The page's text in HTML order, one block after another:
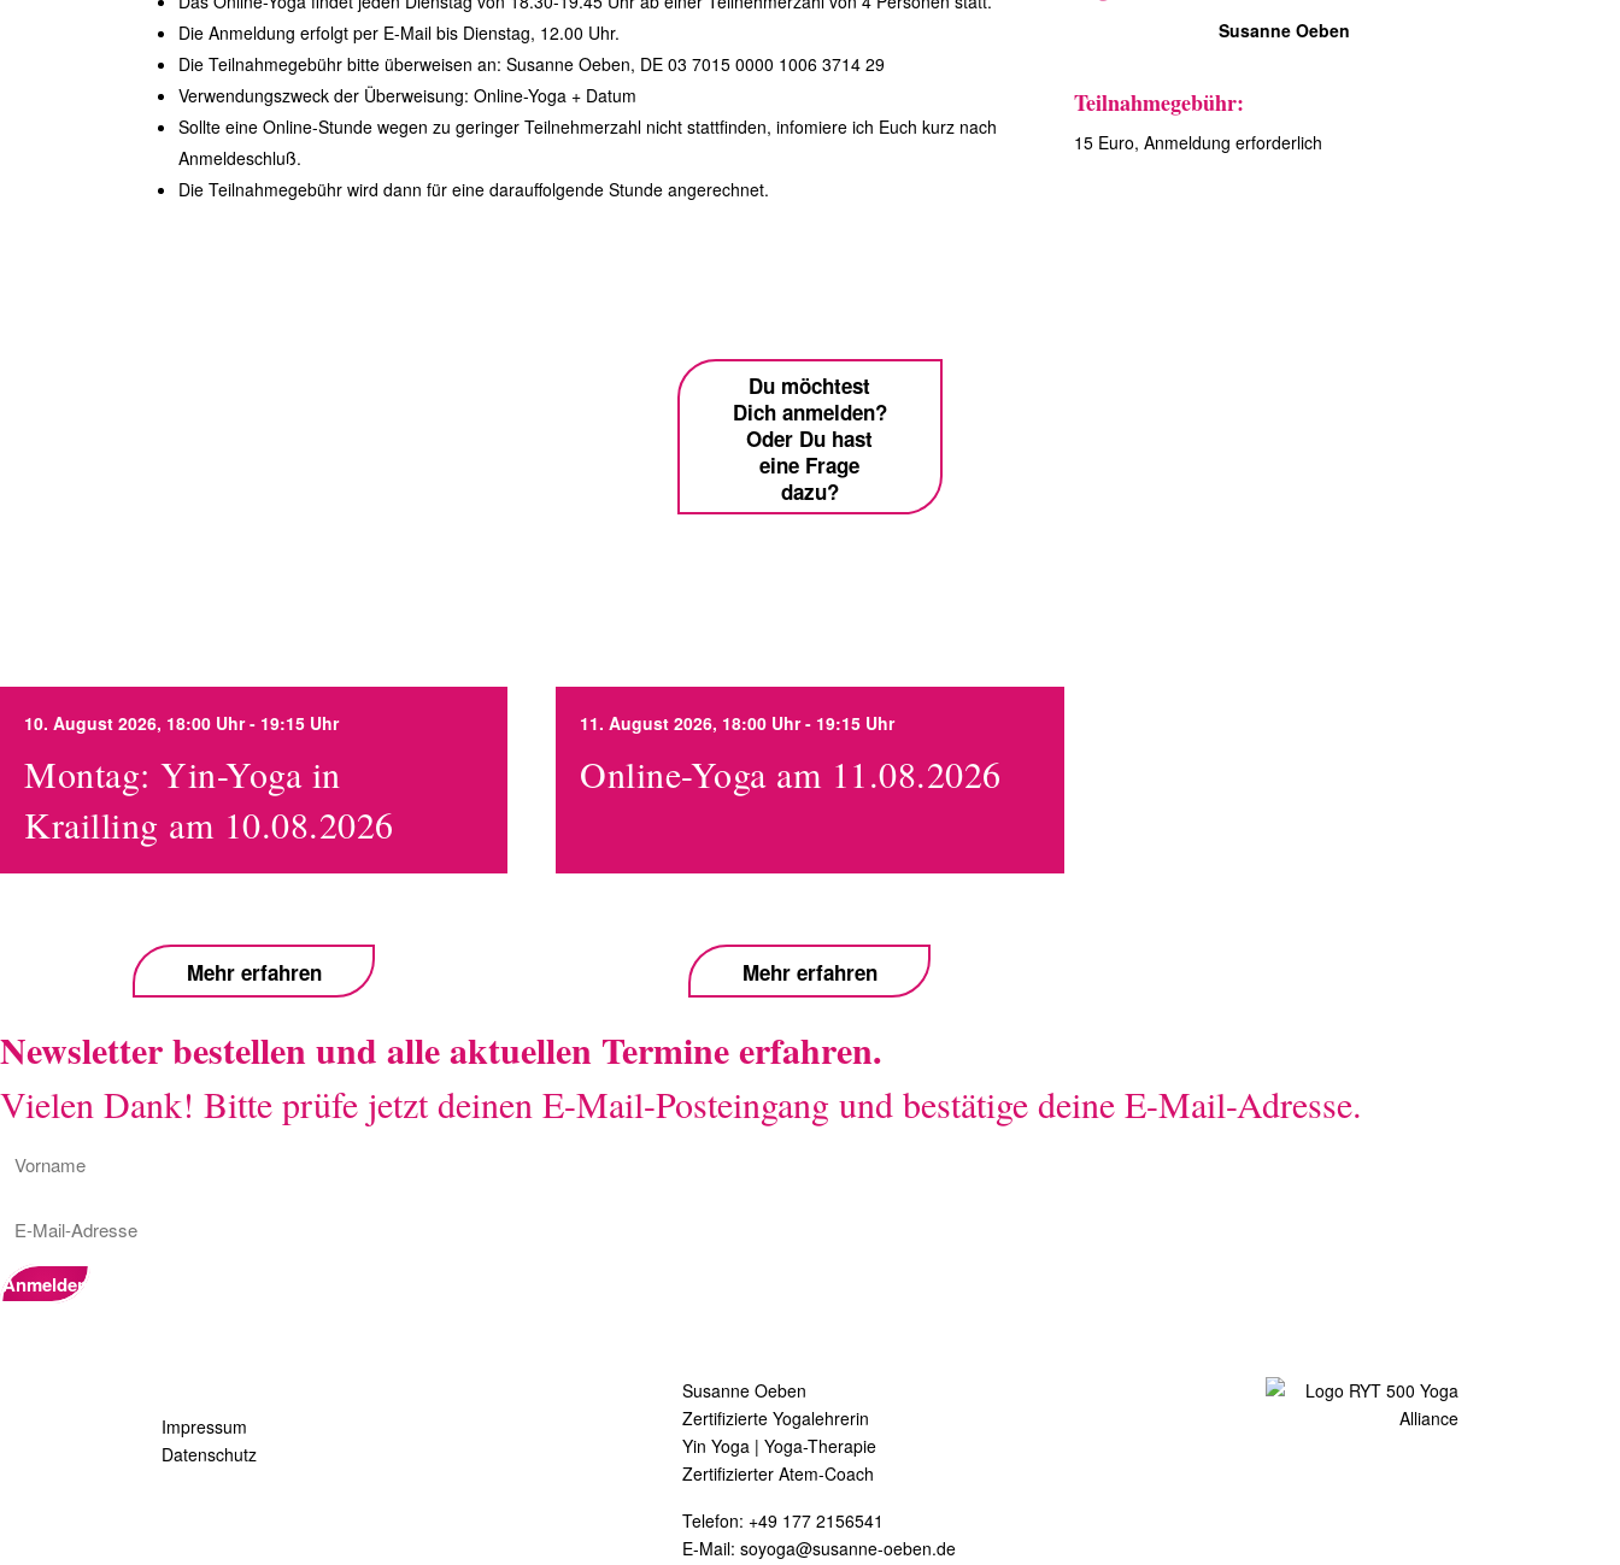
Die Anmeldung erfolgt per E-Mail bis Dienstag, 12.00 Uhr.
Die Teilnahmegebühr bitte überweisen an: Susanne Oeben, DE 03 7015 0000 1006 3714 29​
Verwendungszweck der Überweisung: Online-Yoga + Datum
Sollte eine Online-Stunde wegen zu geringer Teilnehmerzahl nicht stattfinden, infomiere ich Euch kurz nach
Anmeldeschluß.
Die Teilnahmegebühr wird dann für eine darauffolgende Stunde angerechnet.
Susanne Oeben
Teilnahmegebühr:
15 Euro, Anmeldung erforderlich
Du möchtest
Dich anmelden?
Oder Du hast
eine Frage
dazu?
10. August 2026, 18:00 Uhr - 19:15 Uhr
Montag: Yin-Yoga in
Krailling am 10.08.2026
Mehr erfahren
11. August 2026, 18:00 Uhr - 19:15 Uhr
Online-Yoga am 11.08.2026
Mehr erfahren
Newsletter bestellen und alle aktuellen Termine erfahren.
Vielen Dank! Bitte prüfe jetzt deinen E-Mail-Posteingang und bestätige deine E-Mail-Adresse.
Anmelden
Impressum
Datenschutz
Susanne Oeben
Zertifizierte Yogalehrerin
Yin Yoga | Yoga-Therapie
Zertifizierter Atem-Coach
Telefon: +49 177 2156541
E-Mail:soyoga@susanne-oeben.de